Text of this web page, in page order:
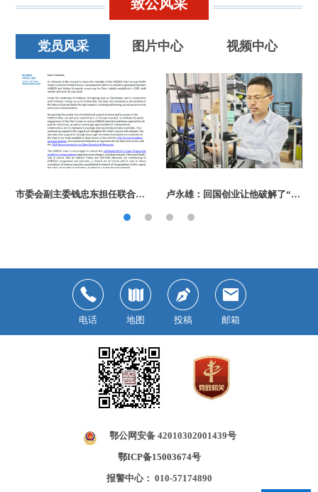
致公风采
党员风采 图片中心 视频中心
市委会副主委钱忠东担任联合国教科文组织教席 卢永雄：回国创业让他破解了“中年危机”
电话 地图 投稿 邮箱
鄂公网安备 42010302001439号
鄂ICP备15003674号
报警中心： 010-57174890